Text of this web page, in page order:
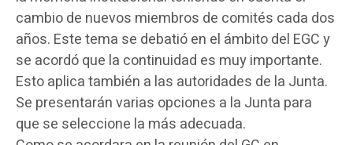
cambio de nuevos miembros de comités cada dos
años. Este tema se debatió en el ámbito del EGC y
se acordó que la continuidad es muy importante.
Esto aplica también a las autoridades de la Junta.
Se presentarán varias opciones a la Junta para
que se seleccione la más adecuada.